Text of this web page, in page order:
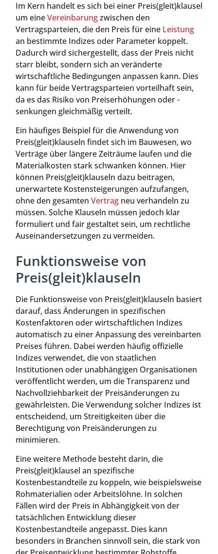
Im Kern handelt es sich bei einer Preis(gleit)klausel
um eineVereinbarungzwischen den
Vertragsparteien, die den Preis für eine Leistung
an bestimmte Indizes oder Parameter koppelt.
Dadurch wird sichergestellt, dass der Preis nicht
starr bleibt, sondern sich an veränderte
wirtschaftliche Bedingungen anpassen kann. Dies
kann für beide Vertragsparteien vorteilhaft sein,
da es das Risiko von Preiserhöhungen oder -
senkungen gleichmäßig verteilt.
Ein häufiges Beispiel für die Anwendung von
Preis(gleit)klauseln findet sich im Bauwesen, wo
Verträge über längere Zeiträume laufen und die
Materialkosten stark schwanken können. Hier
können Preis(gleit)klauseln dazu beitragen,
unerwartete Kostensteigerungen aufzufangen,
ohne den gesamten Vertrag neu verhandeln zu
müssen. Solche Klauseln müssen jedoch klar
formuliert und fair gestaltet sein, um rechtliche
Auseinandersetzungen zu vermeiden.
Funktionsweise von
Preis(gleit)klauseln
Die Funktionsweise von Preis(gleit)klauseln basiert
darauf, dass Änderungen in spezifischen
Kostenfaktoren oder wirtschaftlichen Indizes
automatisch zu einer Anpassung des vereinbarten
Preises führen. Dabei werden häufig offizielle
Indizes verwendet, die von staatlichen
Institutionen oder unabhängigen Organisationen
veröffentlicht werden, um die Transparenz und
Nachvollziehbarkeit der Preisänderungen zu
gewährleisten. Die Verwendung solcher Indizes ist
entscheidend, um Streitigkeiten über die
Berechtigung von Preisänderungen zu
minimieren.
Eine weitere Methode besteht darin, die
Preis(gleit)klausel an spezifische
Kostenbestandteile zu koppeln, wie beispielsweise
Rohmaterialien oder Arbeitslöhne. In solchen
Fällen wird der Preis in Abhängigkeit von der
tatsächlichen Entwicklung dieser
Kostenbestandteile angepasst. Dies kann
besonders in Branchen sinnvoll sein, die stark von